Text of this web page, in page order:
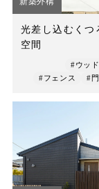
プライバシー
サイトマップ
採用情報
光差し込むくつ
空間
#ウッ
#フェンス
#